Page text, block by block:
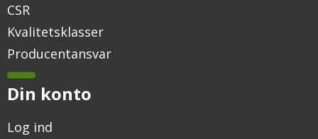
CSR
Kvalitetsklasser
Producentansvar
Din konto
Log ind